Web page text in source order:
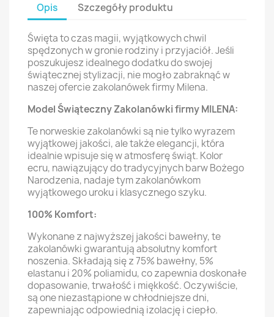
Opis Szczegóły produktu
Święta to czas magii, wyjątkowych chwil
spędzonych w gronie rodziny i przyjaciół. Jeśli
poszukujesz idealnego dodatku do swojej
świątecznej stylizacji, nie mogło zabraknąć w
naszej ofercie zakolanówek firmy Milena.
Model Świąteczny Zakolanówki firmy MILENA:
Te norweskie zakolanówki są nie tylko wyrazem
wyjątkowej jakości, ale także elegancji, która
idealnie wpisuje się w atmosferę świąt. Kolor
ecru, nawiązujący do tradycyjnych barw Bożego
Narodzenia, nadaje tym zakolanówkom
wyjątkowego uroku i klasycznego szyku.
100% Komfort:
Wykonane z najwyższej jakości bawełny, te
zakolanówki gwarantują absolutny komfort
noszenia. Składają się z 75% bawełny, 5%
elastanu i 20% poliamidu, co zapewnia doskonałe
dopasowanie, trwałość i miękkość. Oczywiście,
są one niezastąpione w chłodniejsze dni,
zapewniając odpowiednią izolację i ciepło.